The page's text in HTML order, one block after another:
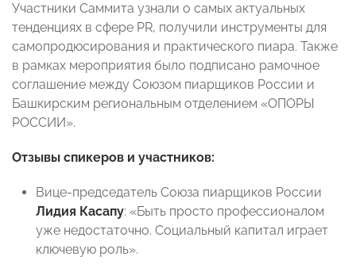
Участники Саммита узнали о самых актуальных
тенденциях в сфере PR, получили инструменты для
самопродюсирования и практического пиара. Также
в рамках мероприятия было подписано рамочное
соглашение между Союзом пиарщиков России и
Башкирским региональным отделением «ОПОРЫ
РОССИИ».
Отзывы спикеров и участников:
Вице-председатель Союза пиарщиков России
Лидия Касапу: «Быть просто профессионалом
уже недостаточно. Социальный капитал играет
ключевую роль».